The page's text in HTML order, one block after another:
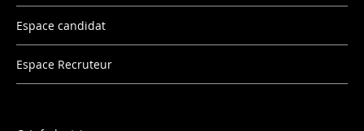
Espace candidat
Espace Recruteur